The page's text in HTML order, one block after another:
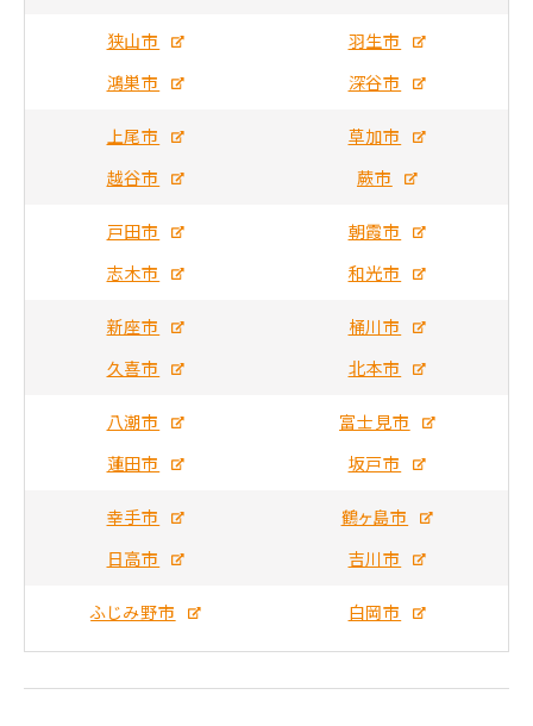
狭山市
羽生市
鴻巣市
深谷市
上尾市
草加市
越谷市
蕨市
戸田市
朝霞市
志木市
和光市
新座市
桶川市
久喜市
北本市
八潮市
富士見市
蓮田市
坂戸市
幸手市
鶴ヶ島市
日高市
吉川市
ふじみ野市 白岡市